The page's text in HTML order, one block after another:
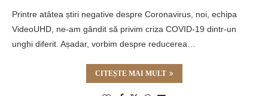
Printre atâtea știri negative despre Coronavirus, noi, echipa
VideoUHD, ne-am gândit să privim criza COVID-19 dintr-un
unghi diferit. Așadar, vorbim despre reducerea…
CITEȘTE MAI MULT